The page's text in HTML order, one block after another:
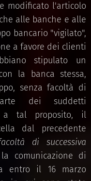
modificato l'articolo
alle banche e alle
bancario "vigilato",
a favore dei clienti
stipulato un
la banca stessa,
senza facoltà di
dei suddetti
a tal proposito, il
dal precedente
di successiva
comunicazione di
entro il 16 marzo